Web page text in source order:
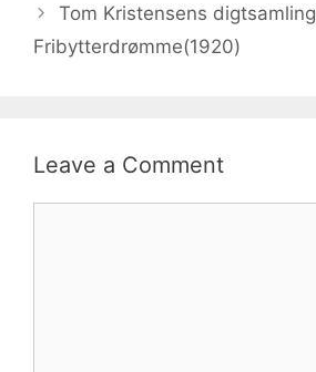
Tom Kristensens digtsamling
Fribytterdrømme(1920)
Leave a Comment